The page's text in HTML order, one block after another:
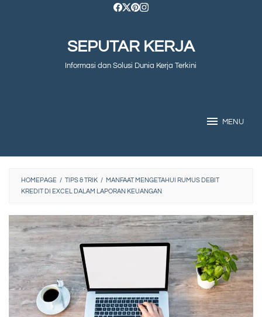
SEPUTAR KERJA
Informasi dan Solusi Dunia Kerja Terkini
MENU
HOMEPAGE / TIPS & TRIK / MANFAAT MENGETAHUI RUMUS DEBIT
KREDIT DI EXCEL DALAM LAPORAN KEUANGAN